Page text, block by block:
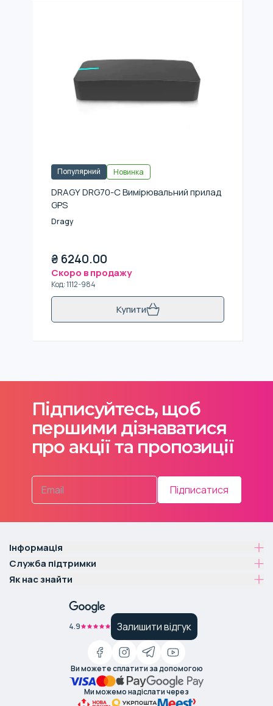
Популярний Новинка
DRAGY DRG70-C Вимірювальний прилад
GPS
Dragy
₴ 6240.00
Скоро в продажу
Код:1112-984
Купити
Підписуйтесь, щоб
першими дізнаватися
про акції та пропозиції
Підписатися
Інформація
Служба підтримки
Як нас знайти
4.9 Залишити відгук
Ви можете сплатити за допомогою
Ми можемо надіслати через